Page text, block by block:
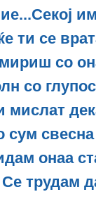
ти се
со
со
мислат
сум
онаа
трудам